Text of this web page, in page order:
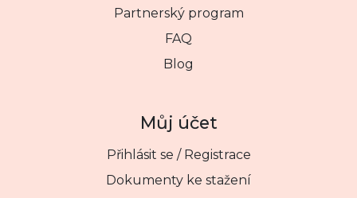
Partnerský program
FAQ
Blog
Můj účet
Přihlásit se / Registrace
Dokumenty ke stažení